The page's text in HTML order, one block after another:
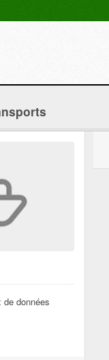
de données